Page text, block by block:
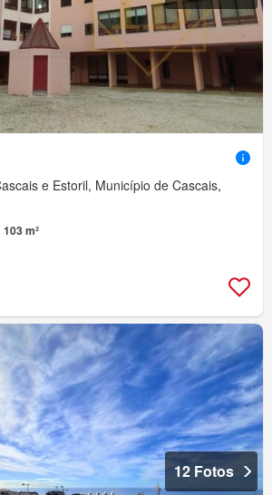
e Estoril, Município de Cascais,
103 m²
12 Fotos